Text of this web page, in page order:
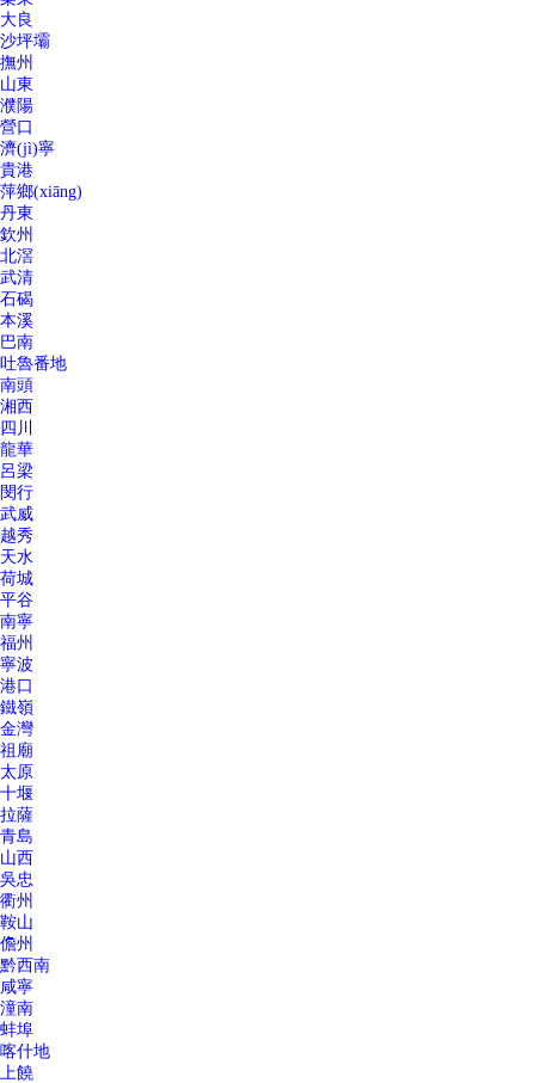
大良
沙坪壩
撫州
山東
濮陽
營口
濟(jì)寧
貴港
萍鄉(xiāng)
丹東
欽州
北滘
武清
石碣
本溪
巴南
吐魯番地
南頭
湘西
四川
龍華
呂梁
閔行
武威
越秀
天水
荷城
平谷
南寧
福州
寧波
港口
鐵嶺
金灣
祖廟
太原
十堰
拉薩
青島
山西
吳忠
衢州
鞍山
儋州
黔西南
咸寧
潼南
蚌埠
喀什地
上饒